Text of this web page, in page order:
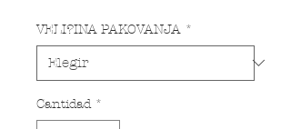
VELI?INA PAKOVANJA *
Cantidad *